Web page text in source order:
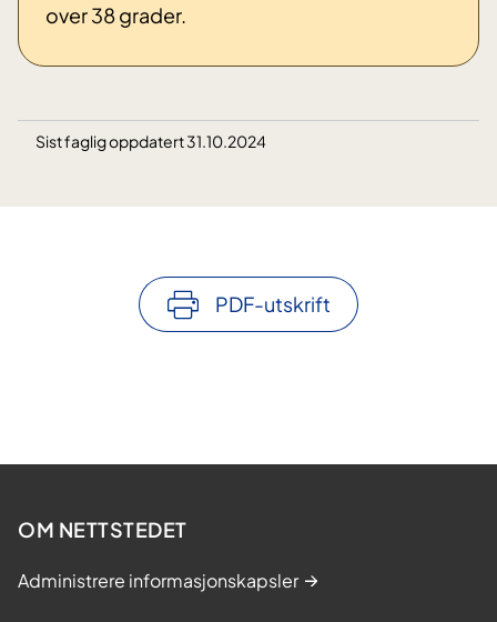
over 38 grader.
Sist faglig oppdatert 31.10.2024
PDF-utskrift
OM NETTSTEDET
Administrere informasjonskapsler